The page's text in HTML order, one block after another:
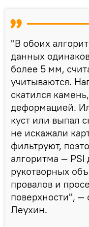
"В обоих
данных
более 5 мм,
учитываются.
скатился
деформацией.
куст или выпал
не искажали
фильтруют,
алгоритма — PSI
рукотворных
провалов и
поверхности",
Леухин.